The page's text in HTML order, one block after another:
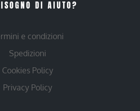
DI AIUTO?
e condizioni
Spedizioni
Cookies Policy
Privacy Policy